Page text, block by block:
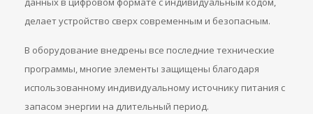
делает устройство сверх современным и безопасным.
В оборудование внедрены все последние технические
программы, многие элементы защищены благодаря
использованному индивидуальному источнику питания с
запасом энергии на длительный период.